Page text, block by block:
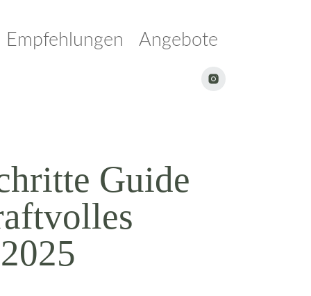
Empfehlungen Angebote
Guide